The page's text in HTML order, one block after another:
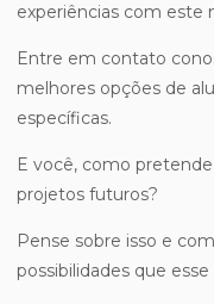
experiências com este
Entre em contato
melhores opções de
específicas.
E você, como
projetos futuros?
Pense sobre isso e
possibilidades que